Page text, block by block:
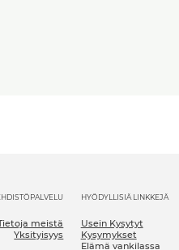
meistä
Yksityisyys
HYÖDYLLISIÄ LINKKEJÄ
Usein Kysytyt
Kysymykset
Elämä vankilassa